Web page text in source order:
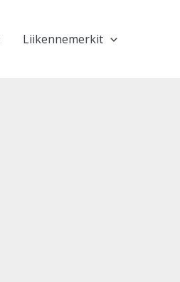
Liikennemerkit